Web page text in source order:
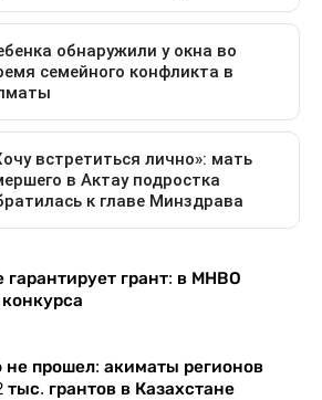
гарантирует грант: в МНВО
не прошел: акиматы регионов
грантов в Казахстане